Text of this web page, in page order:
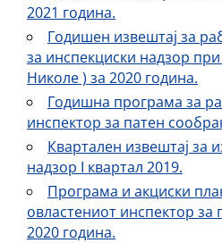
2021 година.
Годишен извештај за
за инспекциски надзор
Николе ) за 2020 година.
Годишна програма за
инспектор за патен
Квартален извештај за
надзор I квартал 2019.
Програма и акциски
овластениот инспектор за
2020 година.